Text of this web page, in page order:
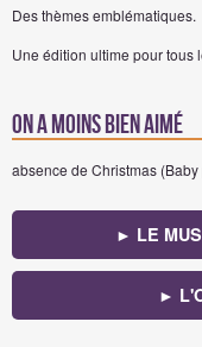
Des thèmes emblématiques.
Une édition ultime pour tous
On a moins bien aimé
absence de Christmas
► LE
►